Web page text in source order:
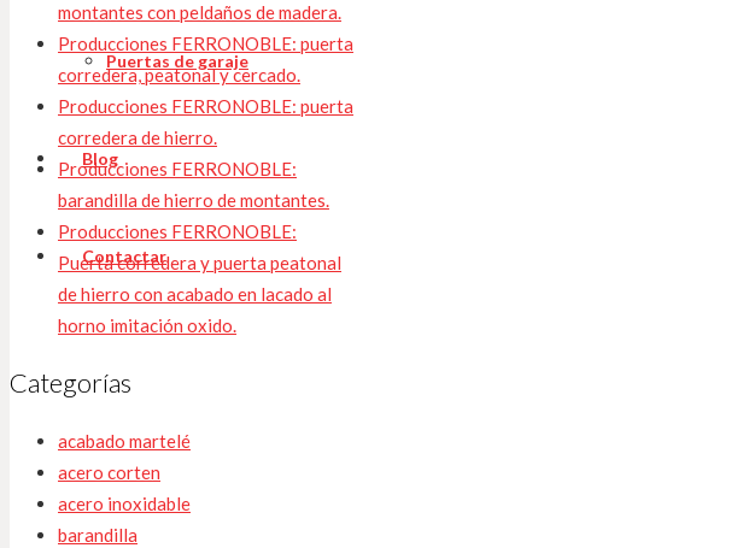
Puertas de garaje
Blog
Contactar
montantes con peldaños de madera.
Producciones FERRONOBLE: puerta
corredera, peatonal y cercado.
Producciones FERRONOBLE: puerta
corredera de hierro.
Producciones FERRONOBLE:
barandilla de hierro de montantes.
Producciones FERRONOBLE:
Puerta corredera y puerta peatonal
de hierro con acabado en lacado al
horno imitación oxido.
Categorías
acabado martelé
acero corten
acero inoxidable
barandilla